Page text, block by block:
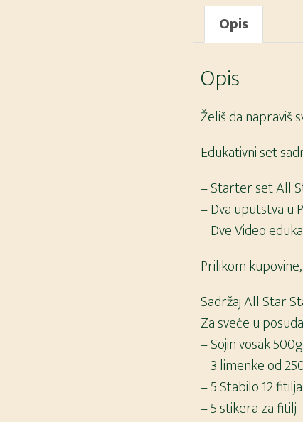
Opis
Opis
Želiš da napraviš
Edukativni set
– Starter set All
– Dva uputstva u
– Dve Video
Prilikom
Sadržaj All Star
Za sveće u
– Sojin vosak 500g
– 3 limenke od
– 5 Stabilo 12 fitilja
– 5 stikera za fitilj